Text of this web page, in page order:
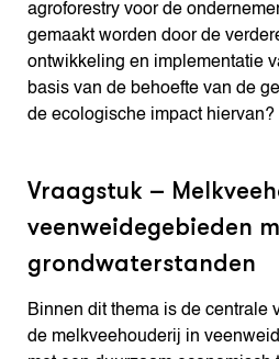
agroforestry voor de
gemaakt worden door de
ontwikkeling en implementatie
basis van de behoefte van de
de ecologische impact hiervan?
Vraagstuk –
veenweidegebieden
grondwaterstanden
Binnen dit thema is de centrale
de melkveehouderij in